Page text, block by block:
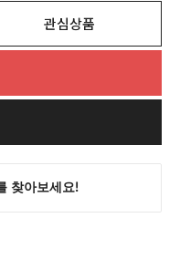
관심상품